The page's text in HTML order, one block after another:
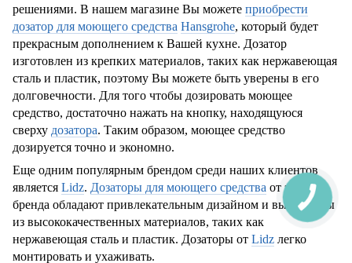
решениями. В нашем магазине Вы можете приобрести
дозатор для моющего средства Hansgrohe, который будет
прекрасным дополнением к Вашей кухне. Дозатор
изготовлен из крепких материалов, таких как нержавеющая
сталь и пластик, поэтому Вы можете быть уверены в его
долговечности. Для того чтобы дозировать моющее
средство, достаточно нажать на кнопку, находящуюся
сверху дозатора. Таким образом, моющее средство
дозируется точно и экономно.
Еще одним популярным брендом среди наших клиентов
является Lidz. Дозаторы для моющего средства от этого
бренда обладают привлекательным дизайном и выполнены
из высококачественных материалов, таких как
нержавеющая сталь и пластик. Дозаторы от Lidz легко
монтировать и ухаживать.